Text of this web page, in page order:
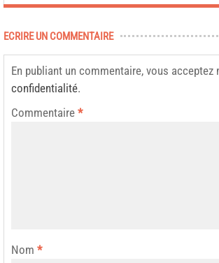
ECRIRE UN COMMENTAIRE
En publiant un commentaire, vous acceptez
confidentialité.
Commentaire *
Nom *